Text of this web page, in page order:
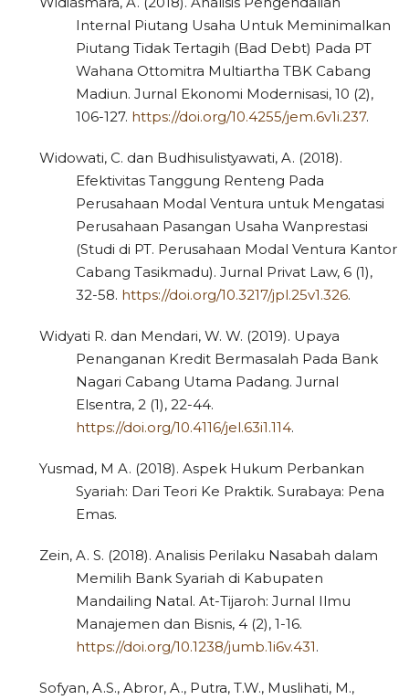
Internal Piutang Usaha Untuk Meminimalkan
Piutang Tidak Tertagih (Bad Debt) Pada PT
Wahana Ottomitra Multiartha TBK Cabang
Madiun. Jurnal Ekonomi Modernisasi, 10 (2),
106-127. https://doi.org/10.4255/jem.6v1i.237.
Widowati, C. dan Budhisulistyawati, A. (2018).
Efektivitas Tanggung Renteng Pada
Perusahaan Modal Ventura untuk Mengatasi
Perusahaan Pasangan Usaha Wanprestasi
(Studi di PT. Perusahaan Modal Ventura Kantor
Cabang Tasikmadu). Jurnal Privat Law, 6 (1),
32-58. https://doi.org/10.3217/jpl.25v1.326.
Widyati R. dan Mendari, W. W. (2019). Upaya
Penanganan Kredit Bermasalah Pada Bank
Nagari Cabang Utama Padang. Jurnal
Elsentra, 2 (1), 22-44.
https://doi.org/10.4116/jel.63i1.114.
Yusmad, M A. (2018). Aspek Hukum Perbankan
Syariah: Dari Teori Ke Praktik. Surabaya: Pena
Emas.
Zein, A. S. (2018). Analisis Perilaku Nasabah dalam
Memilih Bank Syariah di Kabupaten
Mandailing Natal. At-Tijaroh: Jurnal Ilmu
Manajemen dan Bisnis, 4 (2), 1-16.
https://doi.org/10.1238/jumb.1i6v.431.
Sofyan, A.S., Abror, A., Putra, T.W., Muslihati, M.,